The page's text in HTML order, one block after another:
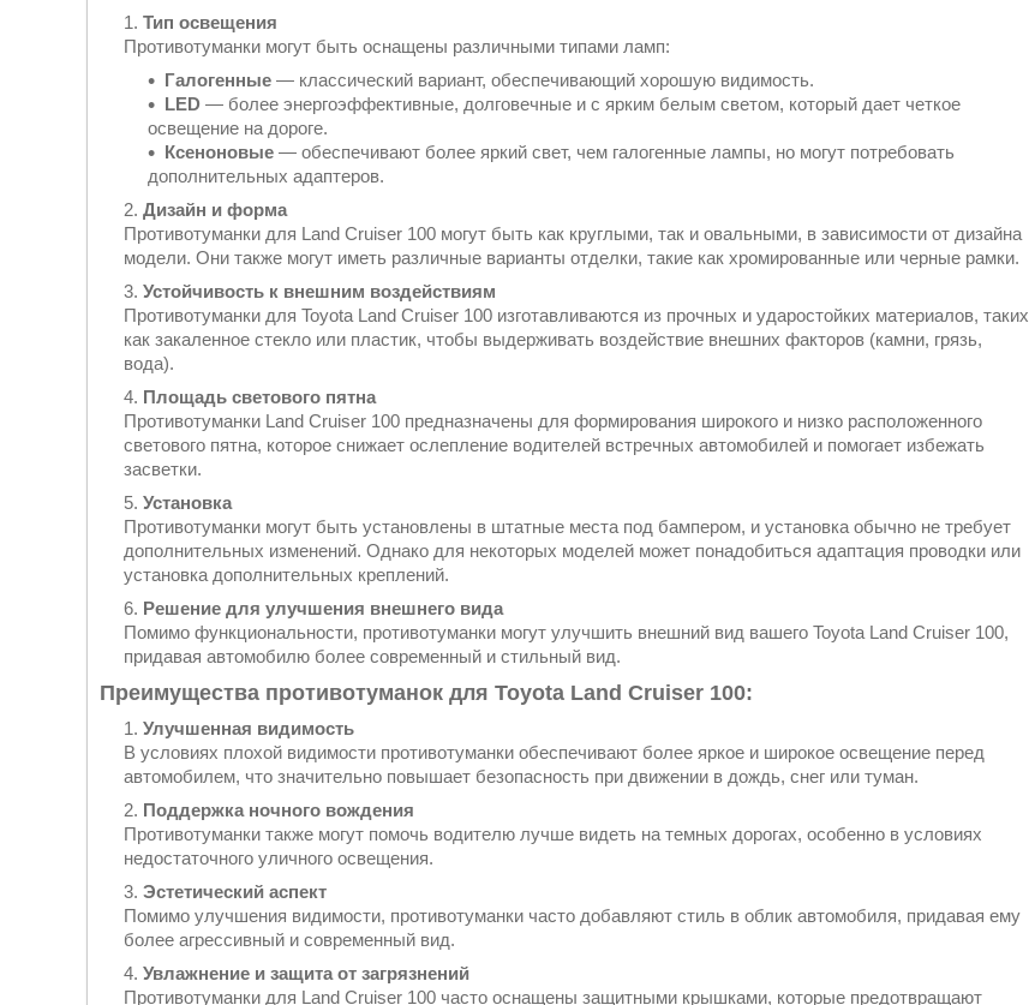
Тип освещения
Противотуманки могут быть оснащены различными типами ламп:
Галогенные — классический вариант, обеспечивающий хорошую видимость.
LED — более энергоэффективные, долговечные и с ярким белым светом, который дает четкое
освещение на дороге.
Ксеноновые — обеспечивают более яркий свет, чем галогенные лампы, но могут потребовать
дополнительных адаптеров.
Дизайн и форма
Противотуманки для Land Cruiser 100 могут быть как круглыми, так и овальными, в зависимости от дизайна
модели. Они также могут иметь различные варианты отделки, такие как хромированные или черные рамки.
Устойчивость к внешним воздействиям
Противотуманки для Toyota Land Cruiser 100 изготавливаются из прочных и ударостойких материалов, таких
как закаленное стекло или пластик, чтобы выдерживать воздействие внешних факторов (камни, грязь,
вода).
Площадь светового пятна
Противотуманки Land Cruiser 100 предназначены для формирования широкого и низко расположенного
светового пятна, которое снижает ослепление водителей встречных автомобилей и помогает избежать
засветки.
Установка
Противотуманки могут быть установлены в штатные места под бампером, и установка обычно не требует
дополнительных изменений. Однако для некоторых моделей может понадобиться адаптация проводки или
установка дополнительных креплений.
Решение для улучшения внешнего вида
Помимо функциональности, противотуманки могут улучшить внешний вид вашего Toyota Land Cruiser 100,
придавая автомобилю более современный и стильный вид.
Преимущества противотуманок для Toyota Land Cruiser 100:
Улучшенная видимость
В условиях плохой видимости противотуманки обеспечивают более яркое и широкое освещение перед
автомобилем, что значительно повышает безопасность при движении в дождь, снег или туман.
Поддержка ночного вождения
Противотуманки также могут помочь водителю лучше видеть на темных дорогах, особенно в условиях
недостаточного уличного освещения.
Эстетический аспект
Помимо улучшения видимости, противотуманки часто добавляют стиль в облик автомобиля, придавая ему
более агрессивный и современный вид.
Увлажнение и защита от загрязнений
Противотуманки для Land Cruiser 100 часто оснащены защитными крышками, которые предотвращают